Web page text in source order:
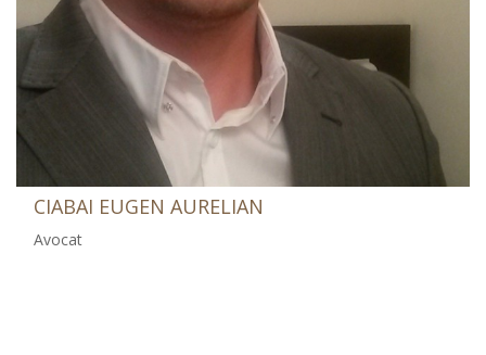
CIABAI EUGEN AURELIAN
Avocat